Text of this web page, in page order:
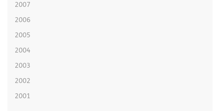
2007
2006
2005
2004
2003
2002
2001